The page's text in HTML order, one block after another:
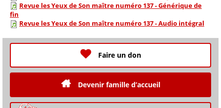
Revue les Yeux de Son maître numéro 137 - Générique de
fin
Revue les Yeux de Son maître numéro 137 - Audio intégral
Faire un don
Devenir famille d’accueil